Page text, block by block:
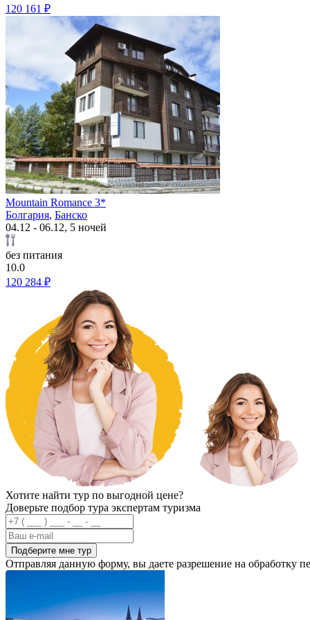
120 161 ₽
Mountain Romance 3*
Болгария, Банско
04.12 - 06.12, 5 ночей
без питания
10.0
120 284 ₽
Хотите найти тур по выгодной цене?
Доверьте подбор тура экспертам туризма
Подберите мне тур
Отправляя данную форму, вы даете разрешение на обработку